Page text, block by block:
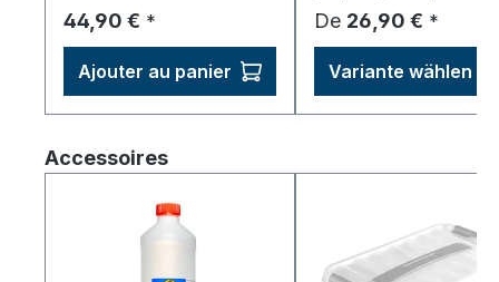
Prix régulier :
44,90 € *
Ajouter au panier
Prix régulier :
De 26,90 € *
Variante wählen
Ignorer la galerie de produits
Accessoires